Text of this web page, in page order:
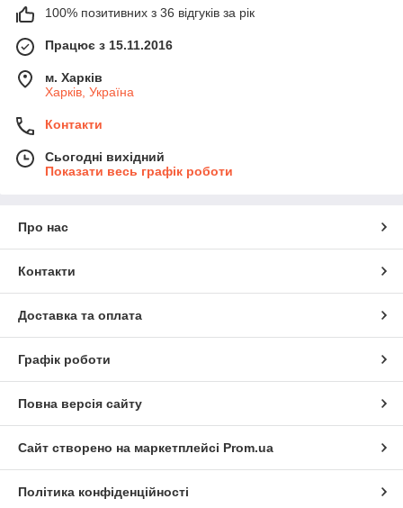
100% позитивних з 36 відгуків за рік
Працює з 15.11.2016
м. Харків
Харків, Україна
Контакти
Сьогодні вихідний
Показати весь графік роботи
Про нас
Контакти
Доставка та оплата
Графік роботи
Повна версія сайту
Сайт створено на маркетплейсі Prom.ua
Політика конфіденційності